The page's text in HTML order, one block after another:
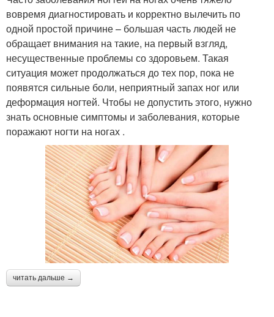
вовремя диагностировать и корректно вылечить по
одной простой причине – большая часть людей не
обращает внимания на такие, на первый взгляд,
несущественные проблемы со здоровьем. Такая
ситуация может продолжаться до тех пор, пока не
появятся сильные боли, неприятный запах ног или
деформация ногтей. Чтобы не допустить этого, нужно
знать основные симптомы и заболевания, которые
поражают ногти на ногах .
читать дальше →